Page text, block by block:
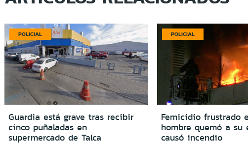
POLICIAL
Guardia está grave tras recibir
cinco puñaladas en
supermercado de Talca
POLICIAL
Femicidio frustrado
hombre quemó a su
causó incendio